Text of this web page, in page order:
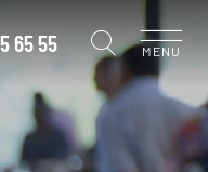
65 55 MENU